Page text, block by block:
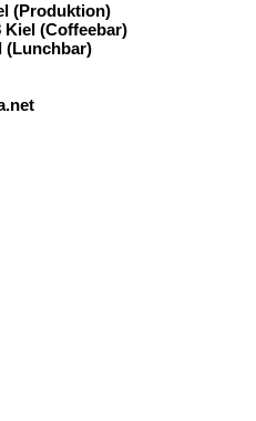
(Produktion)
Kiel (Coffeebar)
(Lunchbar)